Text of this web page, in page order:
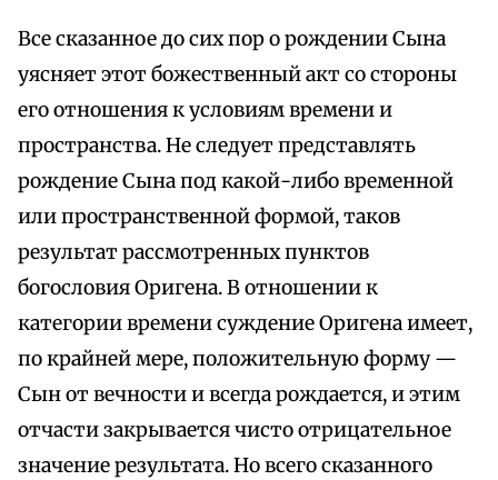
Все сказанное до сих пор о рождении Сына
уясняет этот божественный акт со стороны
его отношения к условиям времени и
пространства. Не следует представлять
рождение Сына под какой-либо временной
или пространственной формой, таков
результат рассмотренных пунктов
богословия Оригена. В отношении к
категории времени суждение Оригена имеет,
по крайней мере, положительную форму —
Сын от вечности и всегда рождается, и этим
отчасти закрывается чисто отрицательное
значение результата. Но всего сказанного